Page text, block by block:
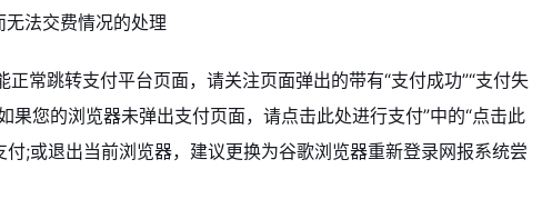
法交费情况的处理
常跳转支付平台页面，请关注页面弹出的带有“支付成功”“支付失
果您的浏览器未弹出支付页面，请点击此处进行支付”中的“点击此
付;或退出当前浏览器，建议更换为谷歌浏览器重新登录网报系统尝